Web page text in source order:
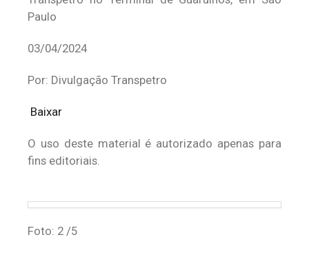
Paulo
03/04/2024
Por: Divulgação Transpetro
Baixar
O uso deste material é autorizado apenas para
fins editoriais.
Foto: 2 /5